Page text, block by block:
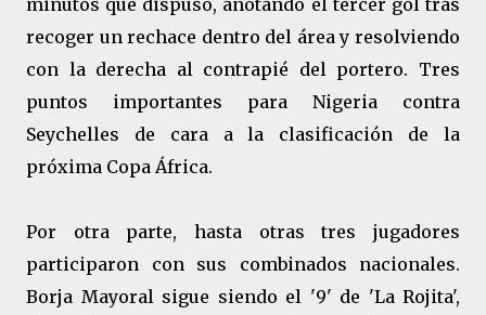
minutos que dispuso, anotando el tercer gol tras
recoger un rechace dentro del área y resolviendo
con la derecha al contrapié del portero. Tres
puntos importantes para Nigeria contra
Seychelles de cara a la clasificación de la
próxima Copa África.
Por otra parte, hasta otras tres jugadores
participaron con sus combinados nacionales.
Borja Mayoral sigue siendo el '9' de 'La Rojita',